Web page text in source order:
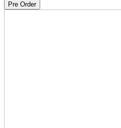
Pre Order